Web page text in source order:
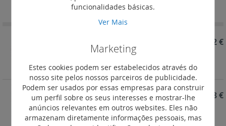
Living Now - Tomada RJ45 cat. 6 STP - 1 módulo -
Branco
13,62 €
REF. KW4279C6F
Living Now - Tomada RJ45 cat. 6 FTP - 1 módulo -
Branco
19,78 €
funcionalidades básicas.
Ver Mais
Marketing
Estes cookies podem ser estabelecidos através do
nosso site pelos nossos parceiros de publicidade.
Podem ser usados por essas empresas para construir
um perfil sobre os seus interesses e mostrar-lhe
anúncios relevantes em outros websites. Eles não
armazenam diretamente informações pessoais, mas